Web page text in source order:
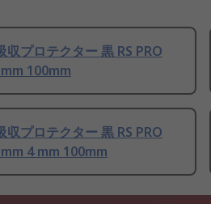
収プロテクター 黒 RS PRO
100mm
収プロテクター 黒 RS PRO
4 mm 100mm